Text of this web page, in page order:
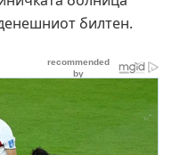
билтен.